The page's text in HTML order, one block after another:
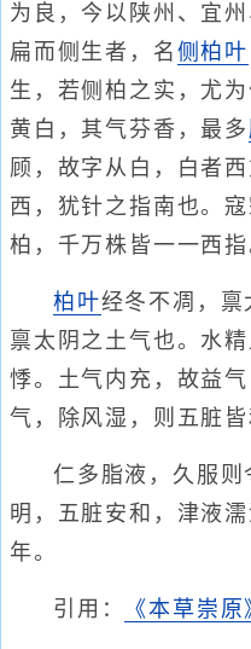
为良，今以陕州、宜
扁而侧生者，名 侧柏叶
生，若侧柏之实，尤
黄白，其气芬香，最多
顾，故字从白，白者
西，犹针之指南也。
柏，千万株皆一一西指
柏叶经冬不凋，禀
禀太阴之土气也。水
悸。土气内充，故益
气，除风湿，则五脏皆
仁多脂液，久服
明，五脏安和，津液
年。
引用： 《本草崇